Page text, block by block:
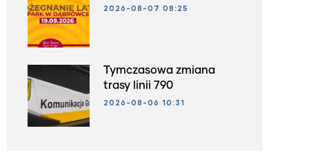
2026-08-07 08:25
Tymczasowa zmiana
trasy linii 790
2026-08-06 10:31